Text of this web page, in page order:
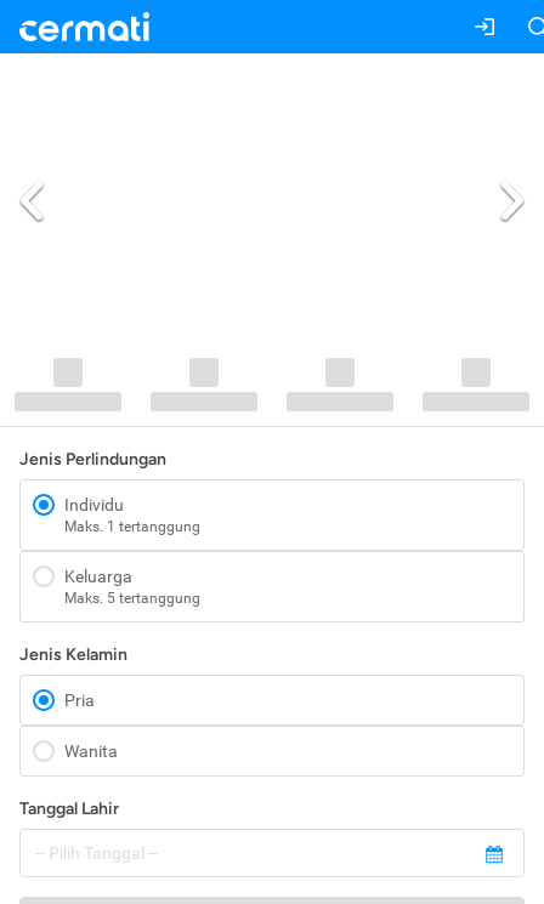
Jenis Perlindungan
Individu
Maks. 1 tertanggung
Keluarga
Maks. 5 tertanggung
Jenis Kelamin
Pria
Wanita
Tanggal Lahir